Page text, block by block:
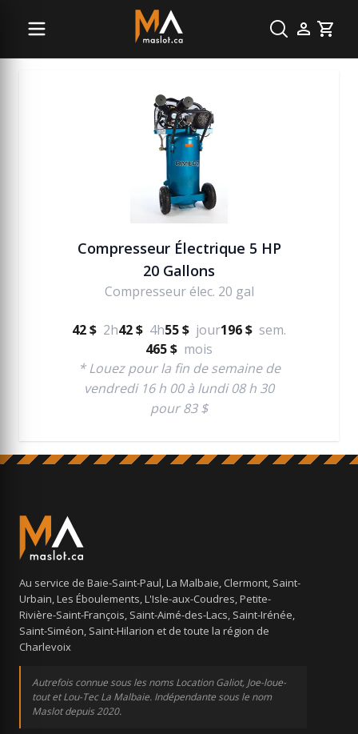
Cart
Pneumatique (air)
Compresseur Électrique 5 HP
20 Gallons
Compresseur élec. 20 gal
42 $ 2h42 $ 4h55 $ jour196 $ sem.
465 $ mois
* Louez pour la fin de semaine de
vendredi 16 h 00 à lundi 08 h 30
pour 83 $
Au service de Baie-Saint-Paul, La Malbaie, Clermont, Saint-
Urbain, Les Éboulements, L'Isle-aux-Coudres, Petite-
Rivière-Saint-François, Saint-Aimé-des-Lacs, Saint-Irénée,
Saint-Siméon, Saint-Hilarion et de toute la région de
Charlevoix
Autrefois connue sous les noms Location Galiot, Joe-loue-
tout et Lou-Tec La Malbaie. Indépendante sous le nom
Maslot depuis 2020.